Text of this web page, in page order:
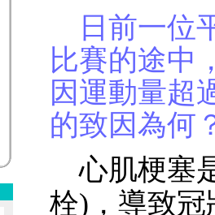
日前一位
比賽的途中
因運動量超
的致因為何
心肌梗塞
栓)，導致